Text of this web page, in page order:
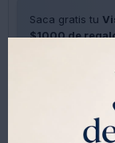
Saca gratis tu
$1000 de